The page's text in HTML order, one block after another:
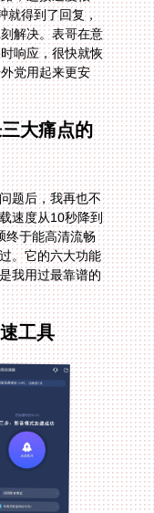
就得到了回复，
问题立刻解决。表哥在意
也是实时响应，很快就恢
障，让海外党用起来更安
大痛点的
题后，我再也不
加载速度从10秒降到
视频终于能高清流畅
错过。它的六大功能
，是我用过最靠谱的
工具